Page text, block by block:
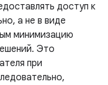
доступ к
а не в виде
минимизацию
Это
при